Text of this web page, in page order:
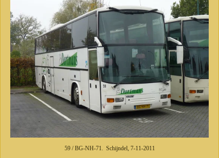
59 / BG-NH-71. Schijndel, 7-11-2011